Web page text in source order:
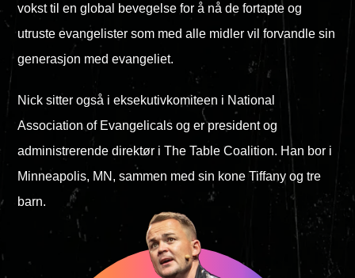
vokst til en global bevegelse for å nå de fortapte og
utruste evangelister som med alle midler vil forvandle sin
generasjon med evangeliet.
Nick sitter også i eksekutivkomiteen i National
Association of Evangelicals og er president og
administrerende direktør i The Table Coalition. Han bor i
Minneapolis, MN, sammen med sin kone Tiffany og tre
barn.